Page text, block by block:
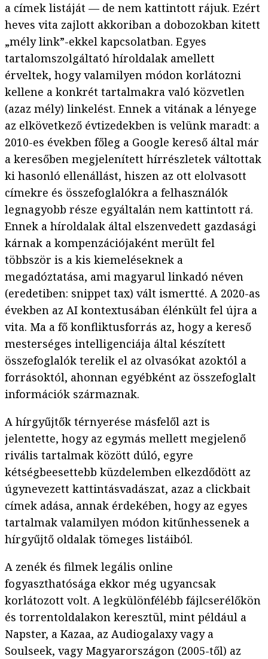
a címek listáját — de nem kattintott rájuk. Ezért
heves vita zajlott akkoriban a dobozokban kitett
„mély link”-ekkel kapcsolatban. Egyes
tartalomszolgáltató híroldalak amellett
érveltek, hogy valamilyen módon korlátozni
kellene a konkrét tartalmakra való közvetlen
(azaz mély) linkelést. Ennek a vitának a lényege
az elkövetkező évtizedekben is velünk maradt: a
2010-es években főleg a Google kereső által már
a keresőben megjelenített hírrészletek váltottak
ki hasonló ellenállást, hiszen az ott elolvasott
címekre és összefoglalókra a felhasználók
legnagyobb része egyáltalán nem kattintott rá.
Ennek a híroldalak által elszenvedett gazdasági
kárnak a kompenzációjaként merült fel
többször is a kis kiemeléseknek a
megadóztatása, ami magyarul linkadó néven
(eredetiben: snippet tax) vált ismertté. A 2020-as
években az AI kontextusában élénkült fel újra a
vita. Ma a fő konfliktusforrás az, hogy a kereső
mesterséges intelligenciája által készített
összefoglalók terelik el az olvasókat azoktól a
forrásoktól, ahonnan egyébként az összefoglalt
információk származnak.
A hírgyűjtők térnyerése másfelől azt is
jelentette, hogy az egymás mellett megjelenő
rivális tartalmak között dúló, egyre
kétségbeesettebb küzdelemben elkezdődött az
úgynevezett kattintásvadászat, azaz a clickbait
címek adása, annak érdekében, hogy az egyes
tartalmak valamilyen módon kitűnhessenek a
hírgyűjtő oldalak tömeges listáiból.
A zenék és filmek legális online
fogyaszthatósága ekkor még ugyancsak
korlátozott volt. A legkülönfélébb fájlcserélőkön
és torrentoldalakon keresztül, mint például a
Napster, a Kazaa, az Audiogalaxy vagy a
Soulseek, vagy Magyarországon (2005-től) az